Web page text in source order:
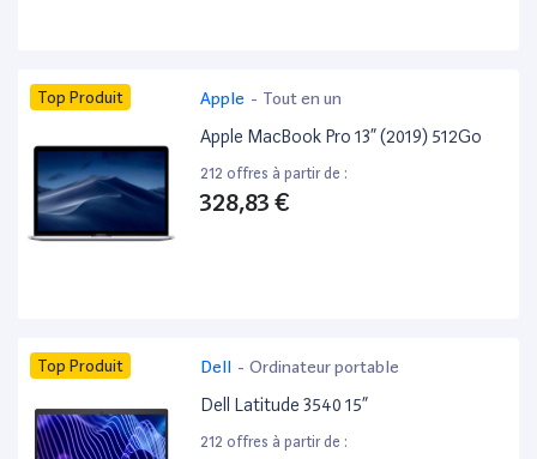
Top Produit Apple - Tout en un
Apple MacBook Pro 13” (2019) 512Go
212 offres à partir de :
328,83 €
Top Produit Dell - Ordinateur portable
Dell Latitude 3540 15”
212 offres à partir de :